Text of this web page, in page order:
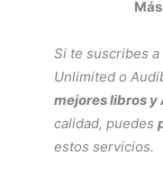
Si te suscribes
Unlimited o
mejores libros y
calidad, puedes
estos servicios.